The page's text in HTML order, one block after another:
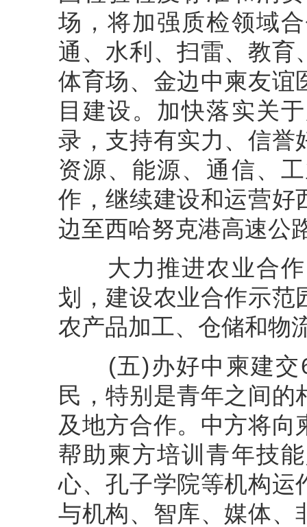
场，将加强质检领域
通、水利、扫雷、教育
体育场、金边中柬友谊
目建设。加快落实关
录，支持有实力、信誉
资源、能源、通信、
作，继续建设和运营好
边至西哈努克港高速公
大力推进农业合作
划，建设农业合作示范
农产品加工、仓储和物
(五)办好中柬建交
民，特别是青年之间
及地方合作。中方将
帮助柬方培训青年技
心、孔子学院等机构运
与机构、智库、媒体、